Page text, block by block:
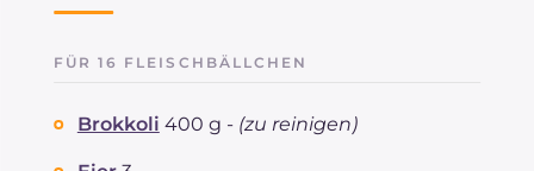
FÜR 16 FLEISCHBÄLLCHEN
Brokkoli 400 g - (zu reinigen)